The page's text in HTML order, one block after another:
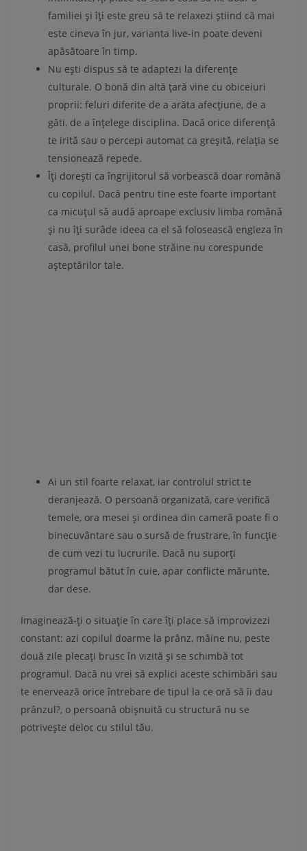
familiei și îți este greu să te relaxezi știind că mai
este cineva în jur, varianta live-in poate deveni
apăsătoare în timp.
Nu ești dispus să te adaptezi la diferențe
culturale. O bonă din altă țară vine cu obiceiuri
proprii: feluri diferite de a arăta afecțiune, de a
găti, de a înțelege disciplina. Dacă orice diferență
te irită sau o percepi automat ca greșită, relația se
tensionează repede.
Îți dorești ca îngrijitorul să vorbească doar română
cu copilul. Dacă pentru tine este foarte important
ca micuțul să audă aproape exclusiv limba română
și nu îți surâde ideea ca el să folosească engleza în
casă, profilul unei bone străine nu corespunde
așteptărilor tale.
Ai un stil foarte relaxat, iar controlul strict te
deranjează. O persoană organizată, care verifică
temele, ora mesei și ordinea din cameră poate fi o
binecuvântare sau o sursă de frustrare, în funcție
de cum vezi tu lucrurile. Dacă nu suporți
programul bătut în cuie, apar conflicte mărunte,
dar dese.
Imaginează-ți o situație în care îți place să improvizezi
constant: azi copilul doarme la prânz, mâine nu, peste
două zile plecați brusc în vizită și se schimbă tot
programul. Dacă nu vrei să explici aceste schimbări sau
te enervează orice întrebare de tipul la ce oră să îi dau
prânzul?, o persoană obișnuită cu structură nu se
potrivește deloc cu stilul tău.